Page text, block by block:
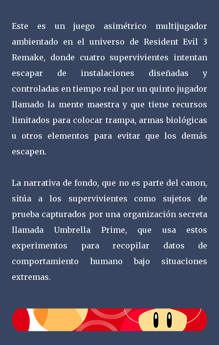
Este es un juego asimétrico multijugador
ambientado en el universo de Resident Evil 3
Remake, donde cuatro supervivientes intentan
escapar de instalaciones diseñadas y
controladas en tiempo real por un quinto jugador
llamado la mente maestra y que tiene recursos
limitados para colocar trampa, armas biológicas
u otros elementos para evitar que los demás
escapen.
La narrativa de fondo, que no es parte del canon,
sitúa a los supervivientes como sujetos de
prueba capturados por una organización secreta
llamada Umbrella Prime, que usa estos
experimentos para recopilar datos de
comportamiento humano bajo situaciones
extremas.